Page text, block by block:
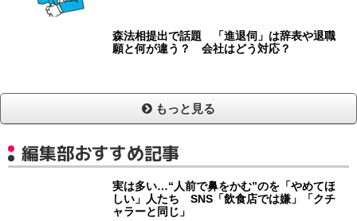
森法相提出で話題 「進退伺」は辞表や退職
願と何が違う？ 会社はどう対応？
もっと見る
編集部おすすめ記事
実は多い…“人前で鼻をかむ”のを「やめてほ
しい」人たち SNS「飲食店では嫌」「クチ
ャラーと同じ」